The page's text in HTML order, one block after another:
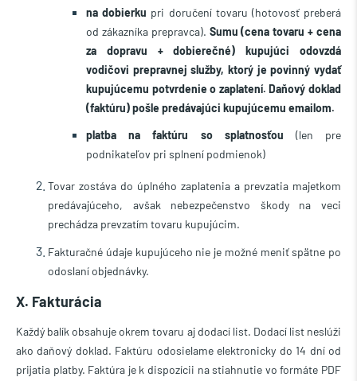
na dobierku pri doručení tovaru (hotovosť preberá
od zákazníka prepravca). Sumu (cena tovaru + cena
za dopravu + dobierečné) kupujúci odovzdá
vodičovi prepravnej služby, ktorý je povinný vydať
kupujúcemu potvrdenie o zaplatení. Daňový doklad
(faktúru) pošle predávajúci kupujúcemu emailom.
platba na faktúru so splatnosťou (len pre
podnikateľov pri splnení podmienok)
Tovar zostáva do úplného zaplatenia a prevzatia majetkom
predávajúceho, avšak nebezpečenstvo škody na veci
prechádza prevzatím tovaru kupujúcim.
Fakturačné údaje kupujúceho nie je možné meniť spätne po
odoslaní objednávky.
X. Fakturácia
Každý balík obsahuje okrem tovaru aj dodací list. Dodací list neslúži
ako daňový doklad. Faktúru odosielame elektronicky do 14 dní od
prijatia platby. Faktúra je k dispozícii na stiahnutie vo formáte PDF